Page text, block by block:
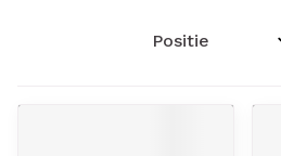
Sorteer op: